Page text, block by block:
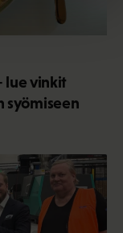
lue vinkit
syömiseen